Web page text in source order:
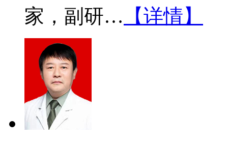
家，副研… 【详情】